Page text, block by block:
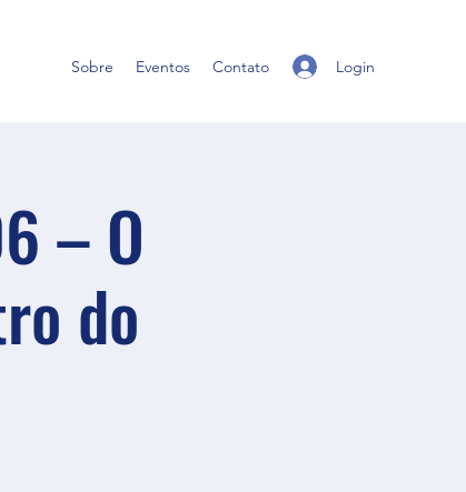
Sobre Eventos Contato Login
– O
do